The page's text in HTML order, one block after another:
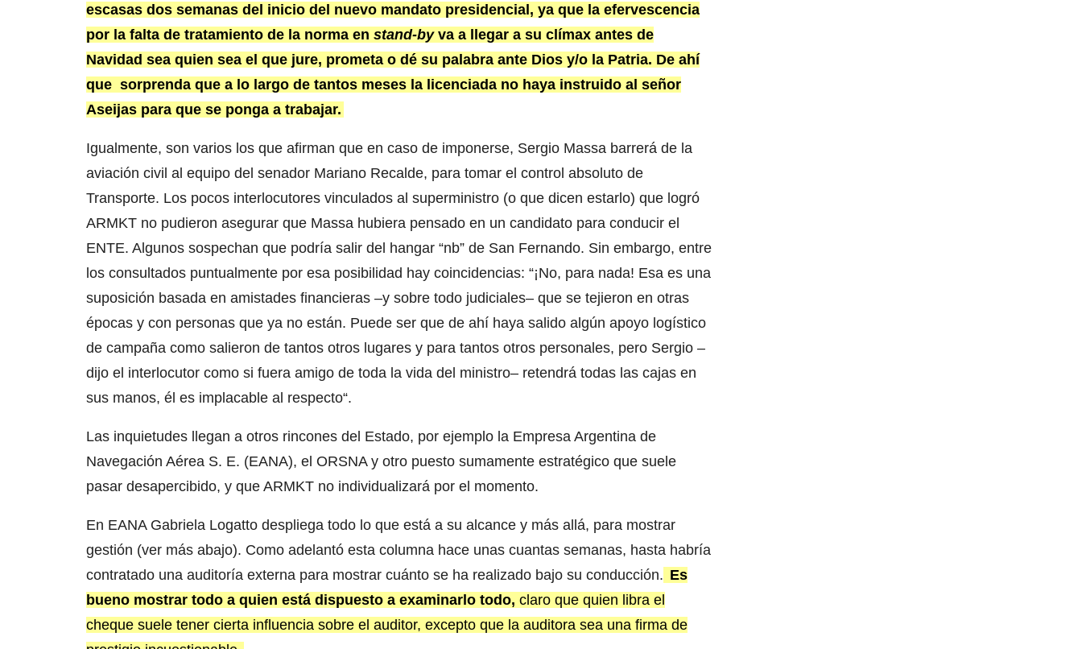
escasas dos semanas del inicio del nuevo mandato presidencial, ya que la efervescencia
por la falta de tratamiento de la norma en stand-byva a llegar a su clímax antes de
Navidad sea quien sea el que jure, prometa o dé su palabra ante Dios y/o la Patria. De ahí
que sorprenda que a lo largo de tantos meses la licenciada no haya instruido al señor
Aseijas para que se ponga a trabajar.
Igualmente, son varios los que afirman que en caso de imponerse, Sergio Massa barrerá de la
aviación civil al equipo del senador Mariano Recalde, para tomar el control absoluto de
Transporte. Los pocos interlocutores vinculados al superministro (o que dicen estarlo) que logró
ARMKT no pudieron asegurar que Massa hubiera pensado en un candidato para conducir el
ENTE. Algunos sospechan que podría salir del hangar “nb” de San Fernando. Sin embargo, entre
los consultados puntualmente por esa posibilidad hay coincidencias: “¡No, para nada! Esa es una
suposición basada en amistades financieras –y sobre todo judiciales– que se tejieron en otras
épocas y con personas que ya no están. Puede ser que de ahí haya salido algún apoyo logístico
de campaña como salieron de tantos otros lugares y para tantos otros personales, pero Sergio –
dijo el interlocutor como si fuera amigo de toda la vida del ministro– retendrá todas las cajas en
sus manos, él es implacable al respecto“.
Las inquietudes llegan a otros rincones del Estado, por ejemplo la Empresa Argentina de
Navegación Aérea S. E. (EANA), el ORSNA y otro puesto sumamente estratégico que suele
pasar desapercibido, y que ARMKT no individualizará por el momento.
En EANA Gabriela Logatto despliega todo lo que está a su alcance y más allá, para mostrar
gestión (ver más abajo). Como adelantó esta columna hace unas cuantas semanas, hasta habría
contratado una auditoría externa para mostrar cuánto se ha realizado bajo su conducción. Es
bueno mostrar todo a quien está dispuesto a examinarlo todo, claro que quien libra el
cheque suele tener cierta influencia sobre el auditor, excepto que la auditora sea una firma de